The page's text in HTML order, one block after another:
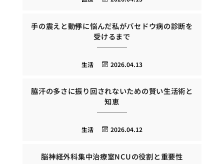
手の震えと動悸に悩んだ私がバセドウ病の診断を
受けるまで
2026.04.13
生活
脇汗の多さに振り回されないための賢い生活術と
知恵
2026.04.12
生活
脳神経外科集中治療室NCUの役割と重要性